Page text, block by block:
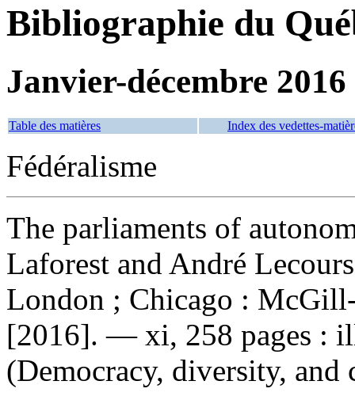
Bibliographie du
Janvier-décembre 2016
Table des matières Index des vedettes-
Fédéralisme
The parliaments of
Laforest and André
London ; Chicago :
[2016]. — xi, 258 pages :
(Democracy, diversity, and